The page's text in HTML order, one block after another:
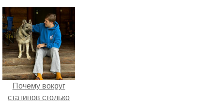
Почему вокруг
статинов столько